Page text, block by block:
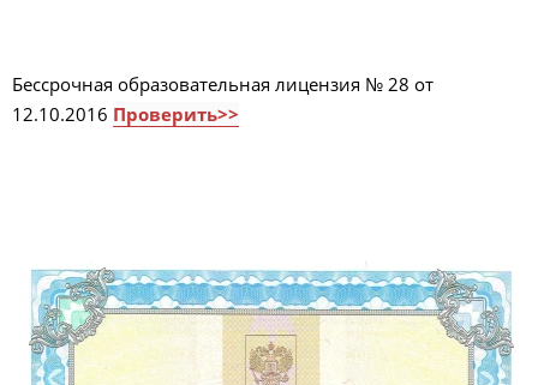
Бессрочная образовательная лицензия № 28 от
12.10.2016 Проверить>>